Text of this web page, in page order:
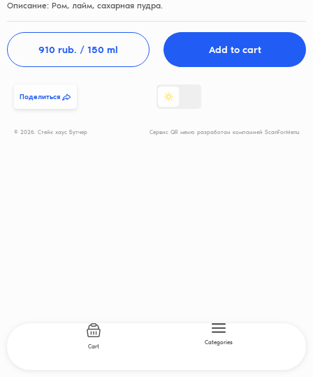
Описание: Ром, лайм, сахарная пудра.
910 rub. / 150 ml Add to cart
Поделиться
© 2026. Стейк хаус Бутчер Сервис QR меню разработан компанией ScanForMenu
Cart
Categories